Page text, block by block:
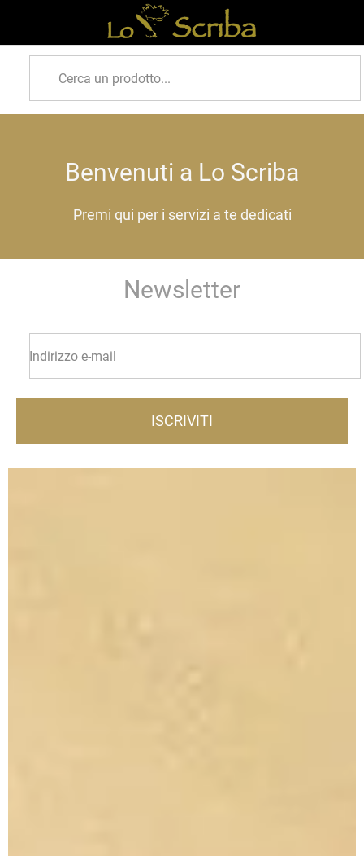
Benvenuti a Lo Scriba
Premi qui per i servizi a te dedicati
Newsletter
ISCRIVITI